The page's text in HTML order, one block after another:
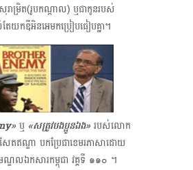
ាម្រិត​​(រូបកណ្ដាល) ឬជាកូនរបស់
តែយកឌីអិនអេមកប្រៀបធៀបគ្នា។
ឬ «សត្រូវបងប្អូនឯង»របស់លោក
តឥណ្ឌា បកប្រែជាខេមរភាសាដោយ​
ឌលឯកសារកម្ពុជា វគ្គទី ๑๑๐ ​។